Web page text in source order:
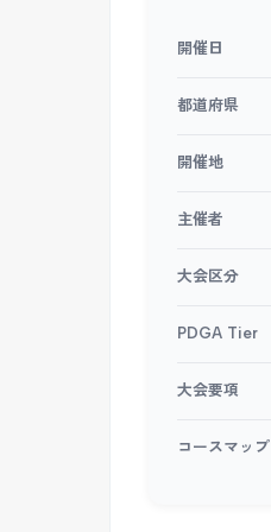
開催日
都道府県
開催地
主催者
大会区分
PDGA Tier
大会要項
コースマップ